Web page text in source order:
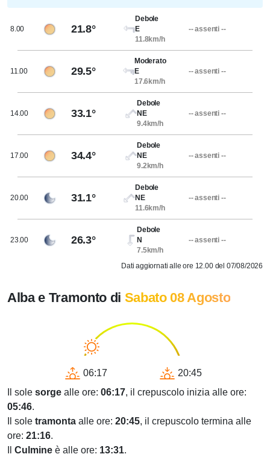
8.00 21.8°
Debole
E
11.8km/h
-- assenti --
11.00 29.5°
Moderato
E
17.6km/h
-- assenti --
14.00 33.1°
Debole
NE
9.4km/h
-- assenti --
17.00 34.4°
Debole
NE
9.2km/h
-- assenti --
20.00 31.1°
Debole
NE
11.6km/h
-- assenti --
23.00 26.3°
Debole
N
7.5km/h
-- assenti --
Dati aggiornati alle ore 12.00 del 07/08/2026
Alba e Tramonto di Sabato 08 Agosto
06:17
20:45
Il sole sorge alle ore: 06:17, il crepuscolo inizia alle ore:
05:46.
Il sole tramonta alle ore: 20:45, il crepuscolo termina alle
ore: 21:16.
Culmine è alle ore: 13:31.